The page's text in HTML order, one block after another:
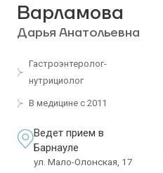
Варламова
Дарья Анатольевна
Гастроэнтеролог-
нутрициолог
В медицине с 2011
Ведет прием в
Барнауле
ул. Мало-Олонская, 17